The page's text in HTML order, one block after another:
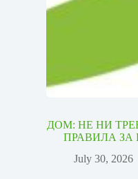
ДОМ: НЕ НИ
ПРАВИЛА ЗА
July 30, 2026